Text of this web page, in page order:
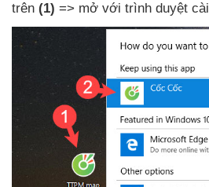
trên (1) => mở với trình duyệt cài